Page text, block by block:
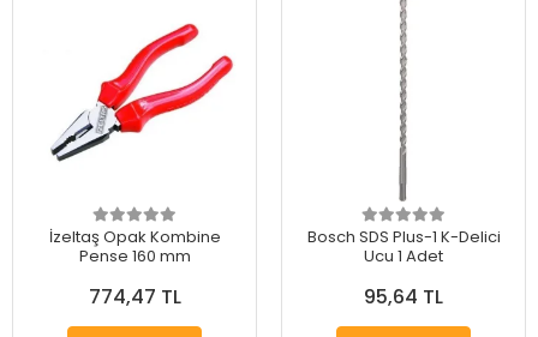
İzeltaş Opak Kombine
Pense 160 mm
774,47 TL
Bosch SDS Plus-1 K-Delici
Ucu 1 Adet
95,64 TL